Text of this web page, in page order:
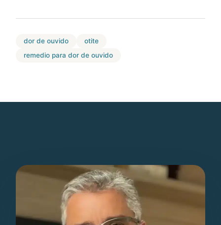
dor de ouvido
otite
remedio para dor de ouvido